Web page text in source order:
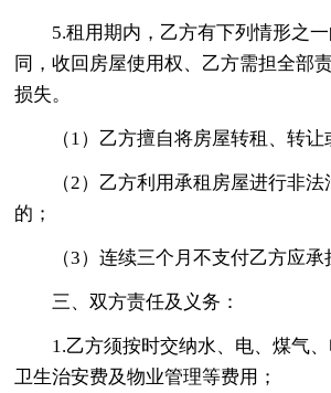
5.租用期内，乙方有下列情形之
同，收回房屋使用权、乙方需担全部
损失。
（1）乙方擅自将房屋转租、转让
（2）乙方利用承租房屋进行非
的；
（3）连续三个月不支付乙方应承
三、双方责任及义务：
1.乙方须按时交纳水、电、煤气、
卫生治安费及物业管理等费用；